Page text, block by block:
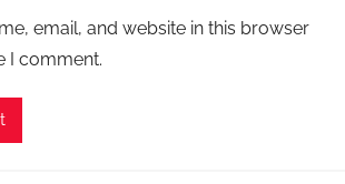
email, and website in this browser
I comment.